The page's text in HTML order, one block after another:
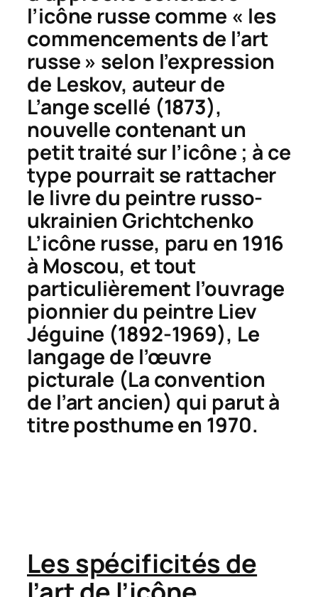
l’icône russe comme « les
commencements de l’art
russe » selon l’expression
de Leskov, auteur de
L’ange scellé (1873),
nouvelle contenant un
petit traité sur l’icône ; à ce
type pourrait se rattacher
le livre du peintre russo-
ukrainien Grichtchenko
L’icône russe, paru en 1916
à Moscou, et tout
particulièrement l’ouvrage
pionnier du peintre Liev
Jéguine (1892-1969), Le
langage de l’œuvre
picturale (La convention
de l’art ancien) qui parut à
titre posthume en 1970.
Les spécificités de